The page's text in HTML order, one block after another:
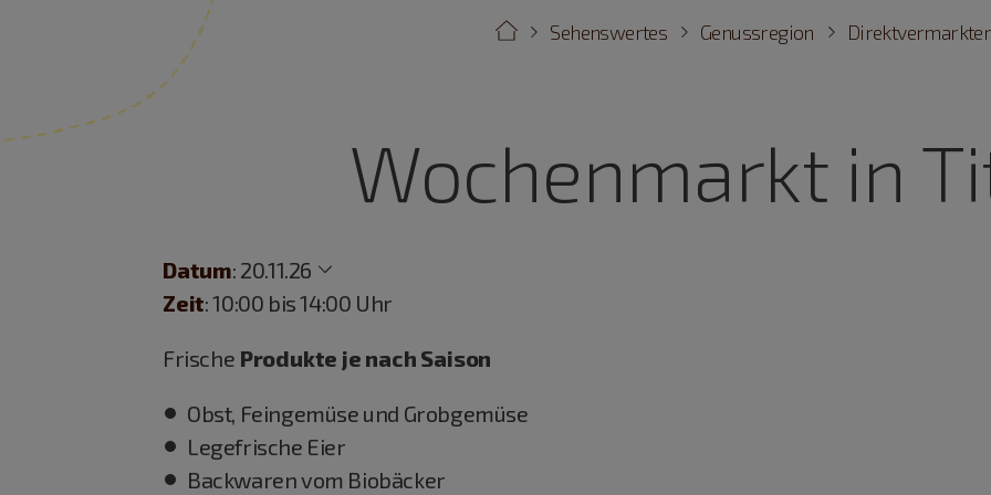
Direktvermarkter
Genussregion
Sehenswertes
Wochenmarkt in
Datum: 20.11.26
Zeit: 10:00 bis 14:00 Uhr
Frische Produkte je nach Saison
Obst, Feingemüse und Grobgemüse
Legefrische Eier
Backwaren vom Biobäcker